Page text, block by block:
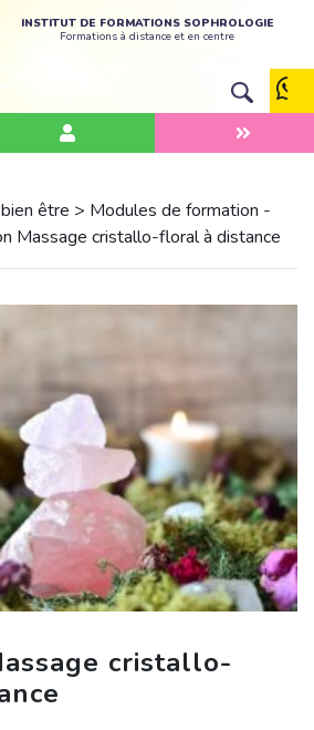
INSTITUT DE FORMATIONS SOPHROLOGIE
Formations à distance et en centre
être > Modules de formation -
Massage cristallo-floral à distance
cristallo-